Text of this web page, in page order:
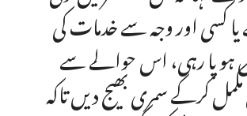
یا کسی اور وجہ سے خدمات کی
ہو پا رہی، اس حوالے سے
کرکے سمری بھیج دیں تاکہ